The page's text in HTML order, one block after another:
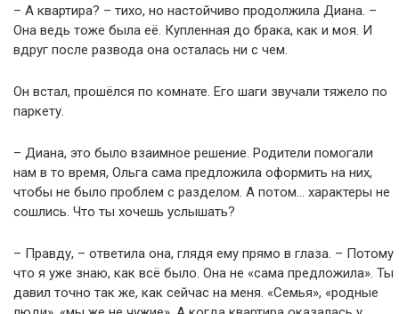
– А квартира? – тихо, но настойчиво продолжила Диана. –
Она ведь тоже была её. Купленная до брака, как и моя. И
вдруг после развода она осталась ни с чем.
Он встал, прошёлся по комнате. Его шаги звучали тяжело по
паркету.
– Диана, это было взаимное решение. Родители помогали
нам в то время, Ольга сама предложила оформить на них,
чтобы не было проблем с разделом. А потом… характеры не
сошлись. Что ты хочешь услышать?
– Правду, – ответила она, глядя ему прямо в глаза. – Потому
что я уже знаю, как всё было. Она не «сама предложила». Ты
давил точно так же, как сейчас на меня. «Семья», «родные